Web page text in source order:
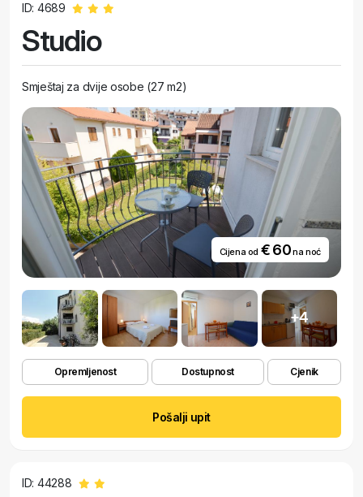
ID: 4689
Studio
Smještaj za dvije osobe (27 m2)
Cijena od € 60na noć
+4
Opremljenost Dostupnost Cjenik
Pošalji upit
ID: 44288